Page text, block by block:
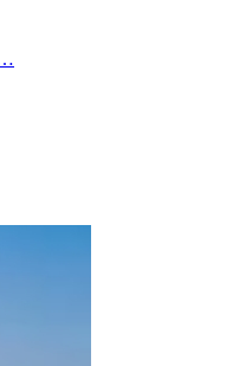
بعد الحملة الجهوية للنظافة يومي 15 و16 جويلية 2026، تواصلت التدخلات الميدانية يومي 18 و19 جويلية